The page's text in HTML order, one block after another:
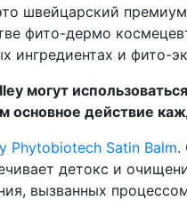
швейцарский
фито-дермо
ингредиентах и фито-
могут
основное действие
Phytobiotech Satin Balm.
детокс и
вызванных